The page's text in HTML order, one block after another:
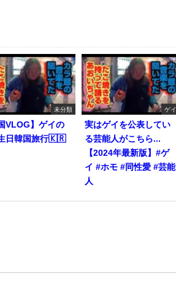
未分類
VLOG】ゲイの
日韓国旅行🇰🇷
ゲイ
実はゲイを公表してい
る芸能人がこちら...
【2024年最新版】#ゲ
イ #ホモ #同性愛 #芸能
人